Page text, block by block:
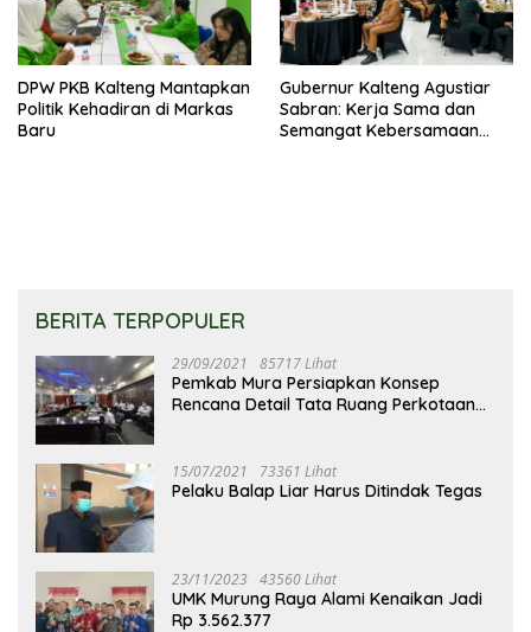
DPW PKB Kalteng Mantapkan
Politik Kehadiran di Markas
Baru
Gubernur Kalteng Agustiar
Sabran: Kerja Sama dan
Semangat Kebersamaan
BERITA TERPOPULER
29/09/2021 85717 Lihat
Pemkab Mura Persiapkan Konsep
Rencana Detail Tata Ruang Perkotaan
15/07/2021 73361 Lihat
Pelaku Balap Liar Harus Ditindak Tegas
23/11/2023 43560 Lihat
UMK Murung Raya Alami Kenaikan Jadi
Rp 3.562.377